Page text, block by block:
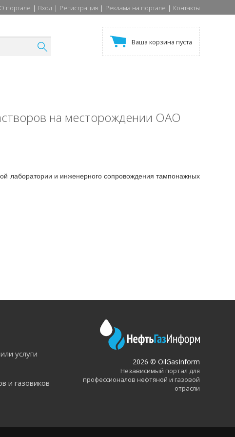
О портале | Вход | Регистрация | Реклама на портале | Контакты
Ваша корзина пуста
на месторождении ОАО
лаборатории и инженерного сопровождения тампонажных
услуги
и газовиков
2026 © OilGasInform
Независимый портал для
профессионалов нефтяной и газовой
отрасли